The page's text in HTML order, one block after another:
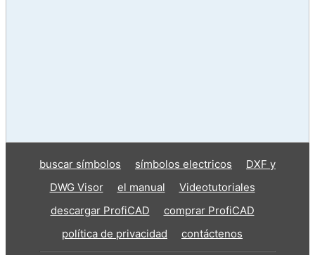
buscar símbolos símbolos electricos
DXF y
DWG Visor
el manual
Videotutoriales
descargar ProfiCAD
comprar ProfiCAD
política de privacidad
contáctenos